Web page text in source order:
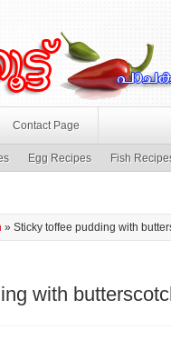
Contact Page
Egg Recipes Fish
» Sticky toffee pudding with
with